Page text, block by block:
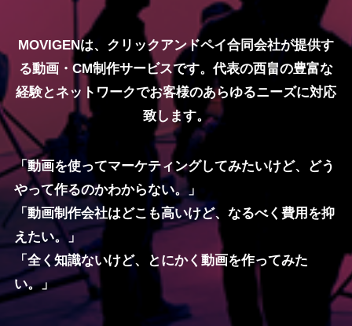
MOVIGENは、クリックアンドペイ合同会社が提供す
る動画・CM制作サービスです。代表の西畠の豊富な
経験とネットワークでお客様のあらゆるニーズに対応
致します。
「動画を使ってマーケティングしてみたいけど、どう
やって作るのかわからない。」
「動画制作会社はどこも高いけど、なるべく費用を抑
えたい。」
「全く知識ないけど、とにかく動画を作ってみた
い。」